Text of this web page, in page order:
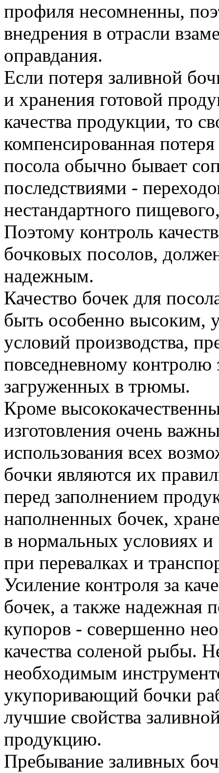
профиля несомненны,
внедрения в отрасли
оправдания.
Если потеря заливной
и хранения готовой
качества продукции, то
компенсированная
посола обычно бывает
последствиями -
нестандартного
Поэтому контроль
бочковых посолов,
надежным.
Качество бочек для
быть особенно высоким,
условий производства,
повседневному контролю
загруженных в трюмы.
Кроме
изготовления очень
использования всех
бочки являются их
перед заполнением
наполненных бочек,
в нормальных условиях
при перевалках и
Усиление контроля за
бочек, а также надежная
купоров - совершенно
качества соленой рыбы.
необходимым
укупоривающий бочки
лучшие свойства
продукцию.
Пребывание заливных